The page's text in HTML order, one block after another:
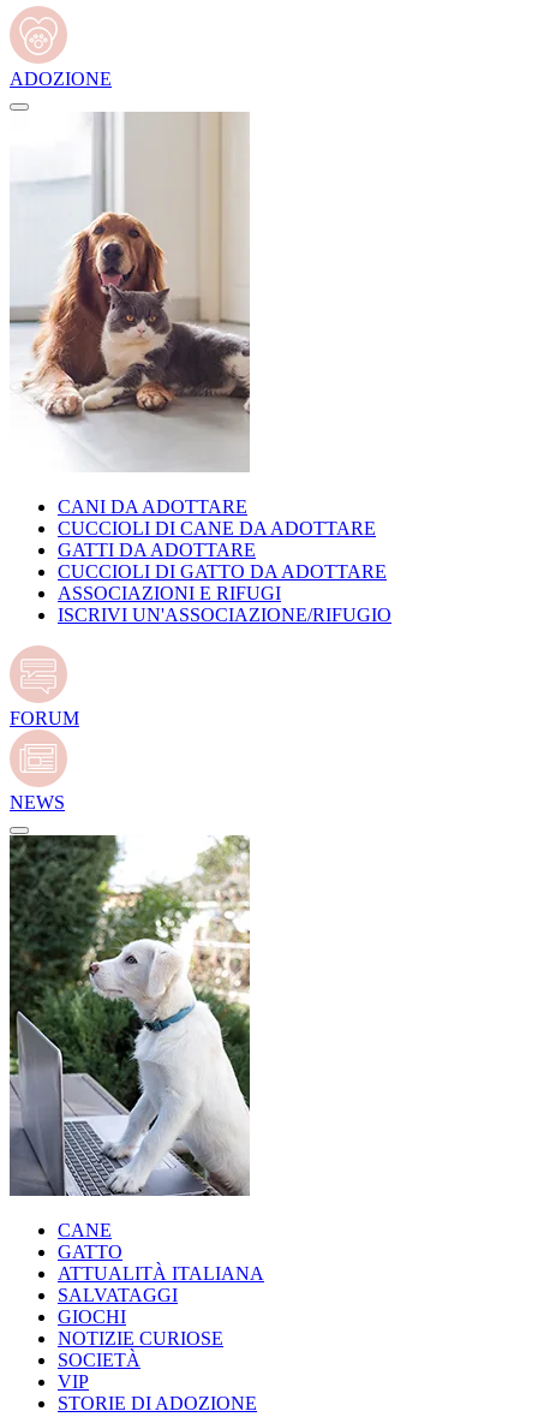
ADOZIONE
CANI DA ADOTTARE
CUCCIOLI DI CANE DA ADOTTARE
GATTI DA ADOTTARE
CUCCIOLI DI GATTO DA ADOTTARE
ASSOCIAZIONI E RIFUGI
ISCRIVI UN'ASSOCIAZIONE/RIFUGIO
FORUM
NEWS
CANE
GATTO
ATTUALITÀ ITALIANA
SALVATAGGI
GIOCHI
NOTIZIE CURIOSE
SOCIETÀ
VIP
STORIE DI ADOZIONE